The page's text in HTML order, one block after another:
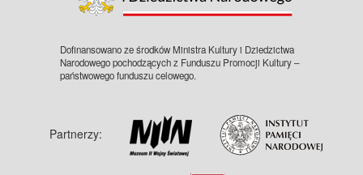
Dofinansowano ze środków Ministra Kultury i Dziedzictwa
Narodowego pochodzących z Funduszu Promocji Kultury –
państwowego funduszu celowego.
Partnerzy: